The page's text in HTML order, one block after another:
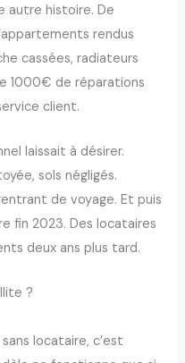
autre histoire. De
rendus
cassées, radiateurs
1000€ de réparations
client.
laissait à désirer.
sols négligés.
de voyage. Et puis
fin 2023. Des locataires
deux ans plus tard.
?
locataire, c’est